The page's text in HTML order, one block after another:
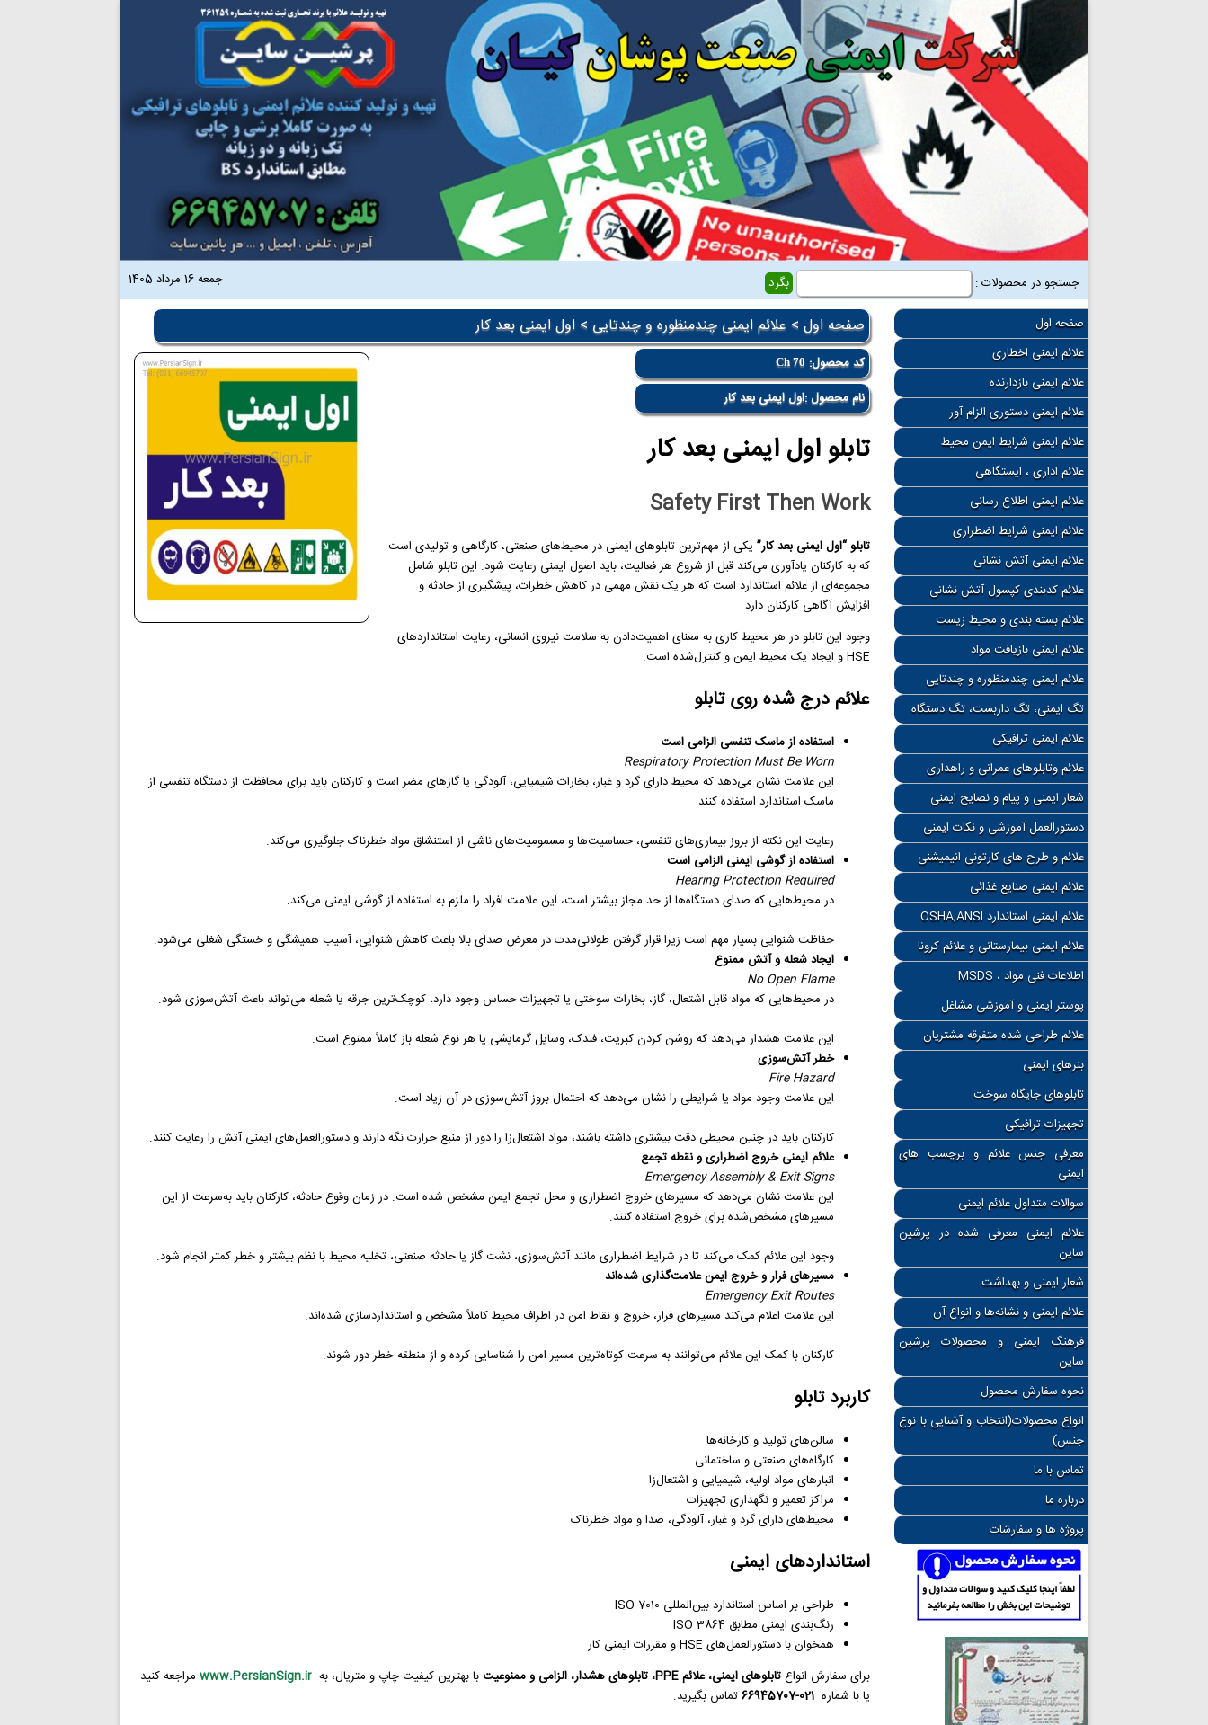
جستجو در محصولات : جمعه 16 مرداد 1405
صفحه اول
علائم ایمنی اخطاری
علائم ایمنی بازدارنده
علائم ایمنی دستوری الزام آور
علائم ایمنی شرایط ایمن محیط
علائم اداری ، ایستگاهی
علائم ایمنی اطلاع رسانی
علائم ایمنی شرایط اضطراری
علائم ایمنی آتش نشانی
علائم کدبندی کپسول آتش نشانی
علائم بسته بندی و محیط زیست
علائم ایمنی بازیافت مواد
علائم ایمنی چندمنظوره و چندتایی
تگ ایمنی، تگ داربست، تگ دستگاه
علائم ایمنی ترافیکی
علائم وتابلوهای عمرانی و راهداری
شعار ایمنی و پیام و نصایح ایمنی
دستورالعمل آموزشی و نکات ایمنی
علائم و طرح های کارتونی انیمیشنی
علائم ایمنی صنایع غذائی
علائم ایمنی استاندارد OSHA,ANSI
علائم ایمنی بیمارستانی و علائم کرونا
اطلاعات فنی مواد ، MSDS
پوستر ایمنی و آموزشی مشاغل
علائم طراحی شده متفرقه مشتریان
بنرهای ایمنی
تابلوهای جایگاه سوخت
تجهیزات ترافیکی
معرفی جنس علائم و برچسب های
ایمنی
سوالات متداول علائم ایمنی
علائم ایمنی معرفی شده در پرشین
ساین
شعار ایمنی و بهداشت
علائم ایمنی و نشانه‌ها و انواع آن
فرهنگ ایمنی و محصولات پرشین
ساین
نحوه سفارش محصول
انواع محصولات(انتخاب و آشنایی با نوع
جنس)
تماس با ما
درباره ما
پروژه ها و سفارشات
صفحه اول> علائم ایمنی چندمنظوره و چندتایی > اول ایمنی بعد کار
کد محصول: Ch 70
نام محصول :اول ایمنی بعد کار
تابلو اول ایمنی بعد کار
Safety First Then Work
تابلو “اول ایمنی بعد کار”یکی از مهم‌ترین تابلوهای ایمنی در محیط‌های صنعتی، کارگاهی و تولیدی است
که به کارکنان یادآوری می‌کند قبل از شروع هر فعالیت، باید اصول ایمنی رعایت شود. این تابلو شامل
مجموعه‌ای از علائم استاندارد است که هر یک نقش مهمی در کاهش خطرات، پیشگیری از حادثه و
افزایش آگاهی کارکنان دارد.
وجود این تابلو در هر محیط کاری به معنای اهمیت‌دادن به سلامت نیروی انسانی، رعایت استانداردهای
HSE و ایجاد یک محیط ایمن و کنترل‌شده است.
علائم درج شده روی تابلو
استفاده از ماسک تنفسی الزامی است
Respiratory Protection Must Be Worn
این علامت نشان می‌دهد که محیط دارای گرد و غبار، بخارات شیمیایی، آلودگی‌ یا گازهای مضر است و کارکنان باید برای محافظت از دستگاه تنفسی از
ماسک استاندارد استفاده کنند.
رعایت این نکته از بروز بیماری‌های تنفسی، حساسیت‌ها و مسمومیت‌های ناشی از استنشاق مواد خطرناک جلوگیری می‌کند.
استفاده از گوشی ایمنی الزامی است
Hearing Protection Required
در محیط‌هایی که صدای دستگاه‌ها از حد مجاز بیشتر است، این علامت افراد را ملزم به استفاده از گوشی ایمنی می‌کند.
حفاظت شنوایی بسیار مهم است زیرا قرار گرفتن طولانی‌مدت در معرض صدای بالا باعث کاهش شنوایی، آسیب همیشگی و خستگی شغلی می‌شود.
ایجاد شعله و آتش ممنوع
No Open Flame
در محیط‌هایی که مواد قابل اشتعال، گاز، بخارات سوختی یا تجهیزات حساس وجود دارد، کوچک‌ترین جرقه یا شعله می‌تواند باعث آتش‌سوزی شود.
این علامت هشدار می‌دهد که روشن کردن کبریت، فندک، وسایل گرمایشی یا هر نوع شعله باز کاملاً ممنوع است.
خطر آتش‌سوزی
Fire Hazard
این علامت وجود مواد یا شرایطی را نشان می‌دهد که احتمال بروز آتش‌سوزی در آن زیاد است.
کارکنان باید در چنین محیطی دقت بیشتری داشته باشند، مواد اشتعال‌زا را دور از منبع حرارت نگه دارند و دستورالعمل‌های ایمنی آتش را رعایت کنند.
علائم ایمنی خروج اضطراری و نقطه تجمع
Emergency Assembly & Exit Signs
این علامت نشان می‌دهد که مسیرهای خروج اضطراری و محل تجمع ایمن مشخص شده است. در زمان وقوع حادثه، کارکنان باید به‌سرعت از این
مسیرهای مشخص‌شده برای خروج استفاده کنند.
وجود این علائم کمک می‌کند تا در شرایط اضطراری مانند آتش‌سوزی، نشت گاز یا حادثه صنعتی، تخلیه محیط با نظم بیشتر و خطر کمتر انجام شود.
مسیرهای فرار و خروج ایمن علامت‌گذاری شده‌اند
Emergency Exit Routes
این علامت اعلام می‌کند مسیرهای فرار، خروج و نقاط امن در اطراف محیط کاملاً مشخص و استانداردسازی شده‌اند.
کارکنان با کمک این علائم می‌توانند به سرعت کوتاه‌ترین مسیر امن را شناسایی کرده و از منطقه خطر دور شوند.
کاربرد تابلو
سالن‌های تولید و کارخانه‌ها
کارگاه‌های صنعتی و ساختمانی
انبارهای مواد اولیه، شیمیایی و اشتعال‌زا
مراکز تعمیر و نگهداری تجهیزات
محیط‌های دارای گرد و غبار، آلودگی، صدا و مواد خطرناک
استانداردهای ایمنی
طراحی بر اساس استاندارد بین‌المللی ISO 7010
رنگ‌بندی ایمنی مطابق ISO 3864
همخوان با دستورالعمل‌های HSE و مقررات ایمنی کار
برای سفارش انواع تابلوهای ایمنی، علائم PPE، تابلوهای هشدار، الزامی و ممنوعیت با بهترین کیفیت چاپ و متریال، به www.PersianSign.irمراجعه کنید
یا با شماره 021-66945707 تماس بگیرید.